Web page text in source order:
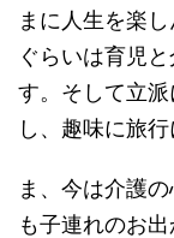
まに人生を楽
ぐらいは育児
す。そして立
し、趣味に旅
ま、今は介護
も子連れのお